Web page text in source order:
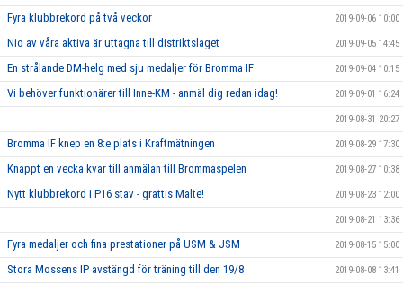
Fyra klubbrekord på två veckor 2019-09-06 10:00
Nio av våra aktiva är uttagna till distriktslaget 2019-09-05 14:45
En strålande DM-helg med sju medaljer för Bromma IF 2019-09-04 10:15
Vi behöver funktionärer till Inne-KM - anmäl dig redan idag! 2019-09-01 16:24
2019-08-31 20:27
Bromma IF knep en 8:e plats i Kraftmätningen 2019-08-29 17:30
Knappt en vecka kvar till anmälan till Brommaspelen 2019-08-27 10:38
Nytt klubbrekord i P16 stav - grattis Malte! 2019-08-23 12:00
2019-08-21 13:36
Fyra medaljer och fina prestationer på USM & JSM 2019-08-15 15:00
Stora Mossens IP avstängd för träning till den 19/8 2019-08-08 13:41